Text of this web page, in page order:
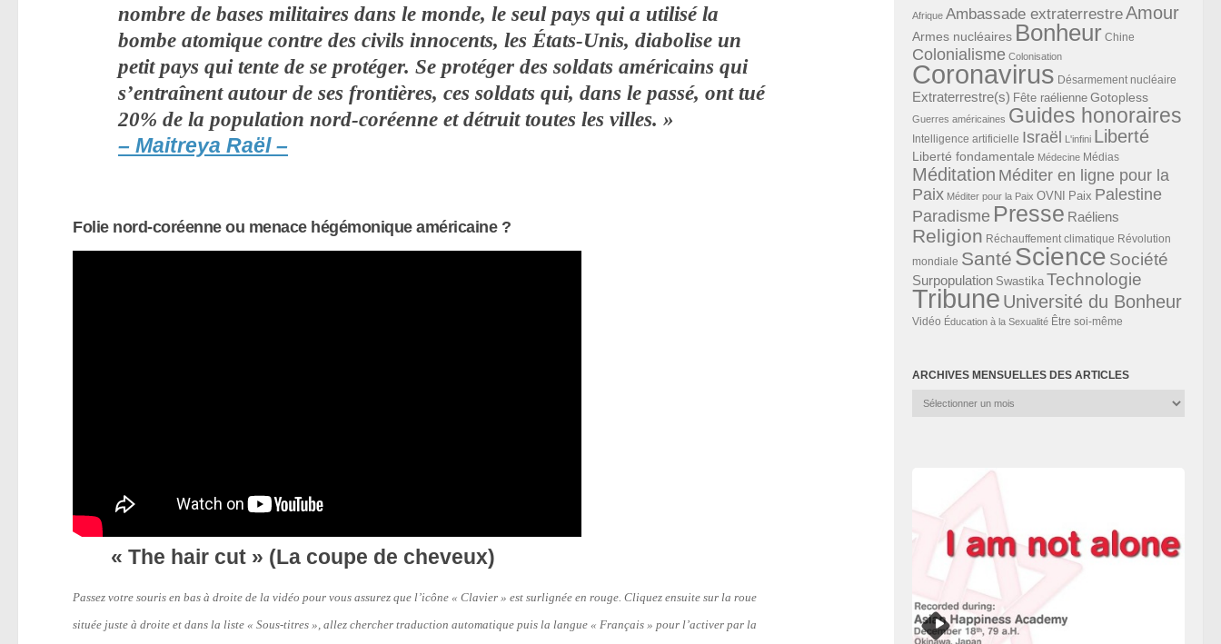
nombre de bases militaires dans le monde, le seul pays qui a utilisé la
bombe atomique contre des civils innocents, les États-Unis, diabolise un
petit pays qui tente de se protéger. Se protéger des soldats américains qui
s’entraînent autour de ses frontières, ces soldats qui, dans le passé, ont tué
20% de la population nord-coréenne et détruit toutes les villes. »
– Maitreya Raël –
Folie nord-coréenne ou menace hégémonique américaine ?
« The hair cut » (La coupe de cheveux)
Passez votre souris en bas à droite de la vidéo pour vous assurez que l’icône « Clavier » est surlignée en rouge. Cliquez ensuite sur la roue
située juste à droite et dans la liste « Sous-titres », allez chercher traduction automatique puis la langue « Français » pour l’activer par la
Afrique Ambassade extraterrestreAmour
Armes nucléaires Bonheur Chine
Colonialisme Colonisation
Coronavirus Désarmement nucléaire
Extraterrestre(s) Fête raélienne Gotopless
Guerres américaines Guides honoraires
Intelligence artificielle Israël L'infini Liberté
Liberté fondamentale Médecine Médias
Méditation Méditer en ligne pour la
Paix Méditer pour la Paix OVNI Paix Palestine
Paradisme Presse Raéliens
Religion Réchauffement climatique Révolution
mondiale Santé Science Société
Surpopulation Swastika Technologie
Tribune Université du Bonheur
Vidéo Éducation à la Sexualité Être soi-même
ARCHIVES MENSUELLES DES ARTICLES
Archives